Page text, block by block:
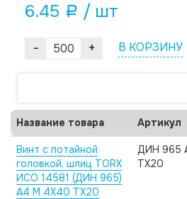
6.45 a / шт
- + В КОРЗИНУ
Название товара Артикул
Винт с потайной
головкой, шлиц TORX
ИСО 14581 (ДИН 965)
А4 M 4X40 TX20
ДИН 965
TX20